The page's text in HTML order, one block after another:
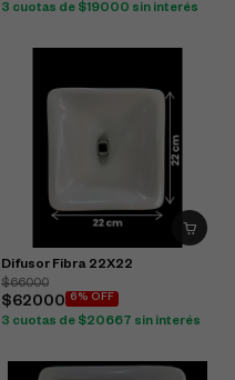
3 cuotas de $19000 sin interés
Difusor Fibra 22X22
$66000
$62000 6% OFF
3 cuotas de $20667 sin interés